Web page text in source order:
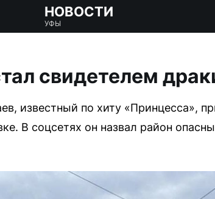
НОВОСТИ
УФЫ
свидетелем
известный по хиту «Принцесса»,
В соцсетях он назвал район